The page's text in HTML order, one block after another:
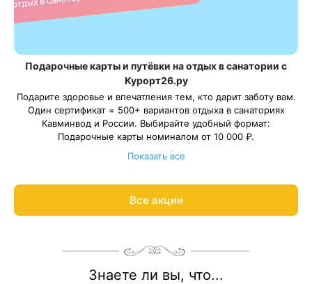
Подарочные карты и путёвки на отдых в санатории с
Курорт26.ру
Подарите здоровье и впечатления тем, кто дарит заботу вам.
Один сертификат = 500+ вариантов отдыха в санаториях
Кавминвод и России. Выбирайте удобный формат:
Подарочные карты номиналом от 10 000 ₽.
С теплом и заботой организуем отдых в санатории для ваших
Подробнее о подарочных картах и путёвках
Показать все
Все акции
Знаете ли вы, что...